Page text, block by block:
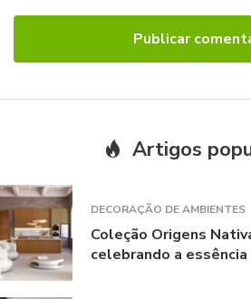
Artigos
DECORAÇÃO DE AMBIENTES
Coleção Origens
celebrando a